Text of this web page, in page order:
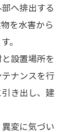
へ排出する
を水害から
。
設置場所を
ナンスを行
き出し、建
変に気づい